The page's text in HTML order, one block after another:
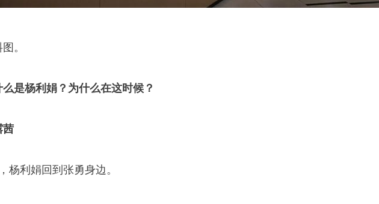
。
么是杨利娟？为什么在这时候？
茜
杨利娟回到张勇身边。